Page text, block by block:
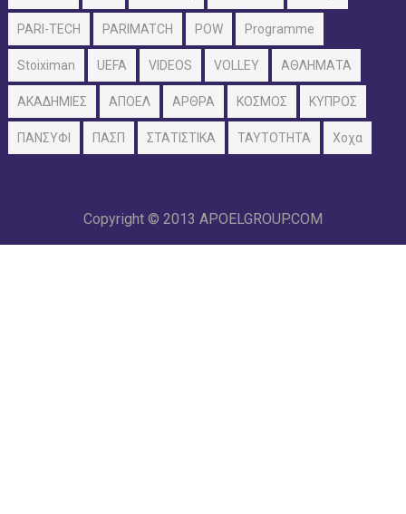
PARI-TECH PARIMATCH POW Programme
Stoiximan UEFA VIDEOS VOLLEY ΑΘΛΗΜΑΤΑ
ΑΚΑΔΗΜΙΕΣ ΑΠΟΕΛ ΑΡΘΡΑ ΚΟΣΜΟΣ ΚΥΠΡΟΣ
ΠΑΝΣΥΦΙ ΠΑΣΠ ΣΤΑΤΙΣΤΙΚΑ ΤΑΥΤΟΤΗΤΑ Χοχα
Copyright © 2013 APOELGROUP.COM